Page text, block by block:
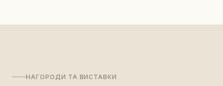
НАГОРОДИ ТА ВИСТАВКИ